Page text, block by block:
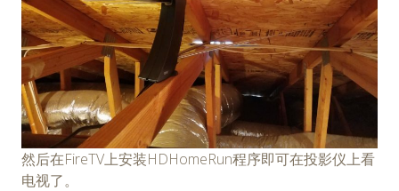
然后在FireTV上安装HDHomeRun程序即可在投影仪上看
电视了。